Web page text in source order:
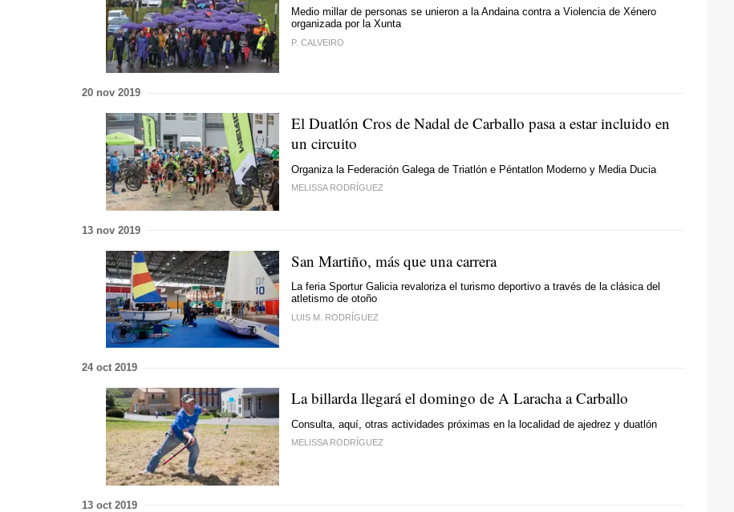
Medio millar de personas se unieron a la Andaina contra a Violencia de Xénero
organizada por la Xunta
P. CALVEIRO
20 nov 2019
El Duatlón Cros de Nadal de Carballo pasa a estar incluido en
un circuito
Organiza la Federación Galega de Triatlón e Péntatlon Moderno y Media Ducia
MELISSA RODRÍGUEZ
13 nov 2019
San Martiño, más que una carrera
La feria Sportur Galicia revaloriza el turismo deportivo a través de la clásica del
atletismo de otoño
LUIS M. RODRÍGUEZ
24 oct 2019
La billarda llegará el domingo de A Laracha a Carballo
Consulta, aquí, otras actividades próximas en la localidad de ajedrez y duatlón
MELISSA RODRÍGUEZ
13 oct 2019